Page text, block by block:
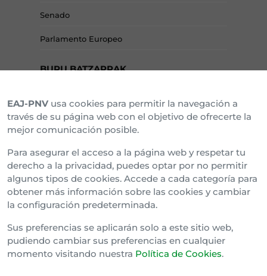
Senado
Parlamento Europeo
BURU BATZARRAK
Araba Buru Batzar
Bizkai Buru Batzar
Gipuzko Buru Batzar
Ipar Buru Batzar
Napar Buru Batzar
EAJ-PNV usa cookies para permitir la navegación a
través de su página web con el objetivo de ofrecerte la
mejor comunicación posible.
Para asegurar el acceso a la página web y respetar tu
derecho a la privacidad, puedes optar por no permitir
algunos tipos de cookies. Accede a cada categoría para
obtener más información sobre las cookies y cambiar
la configuración predeterminada.
Sus preferencias se aplicarán solo a este sitio web,
pudiendo cambiar sus preferencias en cualquier
momento visitando nuestra Política de Cookies.